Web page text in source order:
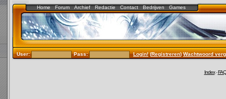
Home Forum Archief Redactie Contact Bedrijven Games
User: Pass: Login!(Registreren)Wachtwoord
Index-FAQ